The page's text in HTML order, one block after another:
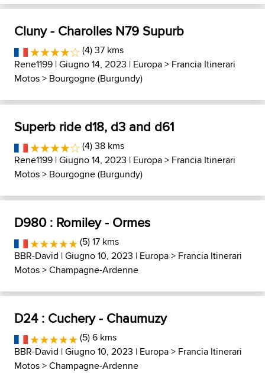
Cluny - Charolles N79 Supurb
(4) 37 kms
Rene1199 | Giugno 14, 2023 | Europa> Francia Itinerari
Motos> Bourgogne (Burgundy)
Superb ride d18, d3 and d61
(4) 38 kms
Rene1199 | Giugno 14, 2023 | Europa> Francia Itinerari
Motos> Bourgogne (Burgundy)
D980 : Romiley - Ormes
(5) 17 kms
BBR-David | Giugno 10, 2023 | Europa> Francia Itinerari
Motos>Champagne-Ardenne
D24 : Cuchery - Chaumuzy
(5) 6 kms
BBR-David | Giugno 10, 2023 | Europa> Francia Itinerari
Motos>Champagne-Ardenne